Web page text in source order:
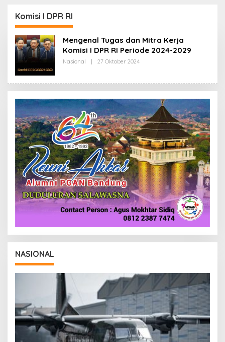
Komisi I DPR RI
Mengenal Tugas dan Mitra Kerja
Komisi I DPR RI Periode 2024-2029
Nasional 27 Oktober 2024
H
R
K
S
I
NASIONAL